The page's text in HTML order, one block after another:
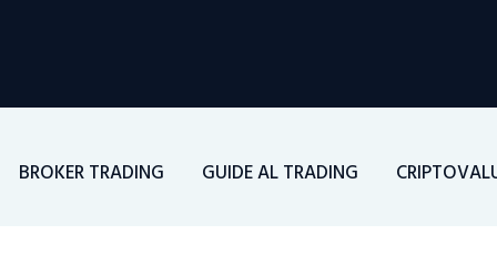
BROKER TRADING GUIDE AL TRADING
Borsa